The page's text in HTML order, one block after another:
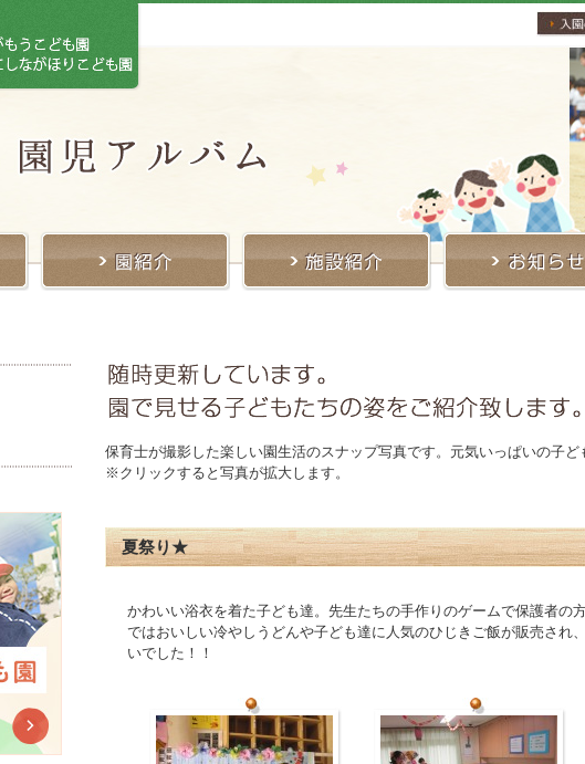
保育士が撮影した楽しい園生活のスナップ写真です。元気いっぱいの子
※クリックすると写真が拡大します。
夏祭り★
かわいい浴衣を着た子ども達。先生たちの手作りのゲームで保護者の
ではおいしい冷やしうどんや子ども達に人気のひじきご飯が販売され
いでした！！